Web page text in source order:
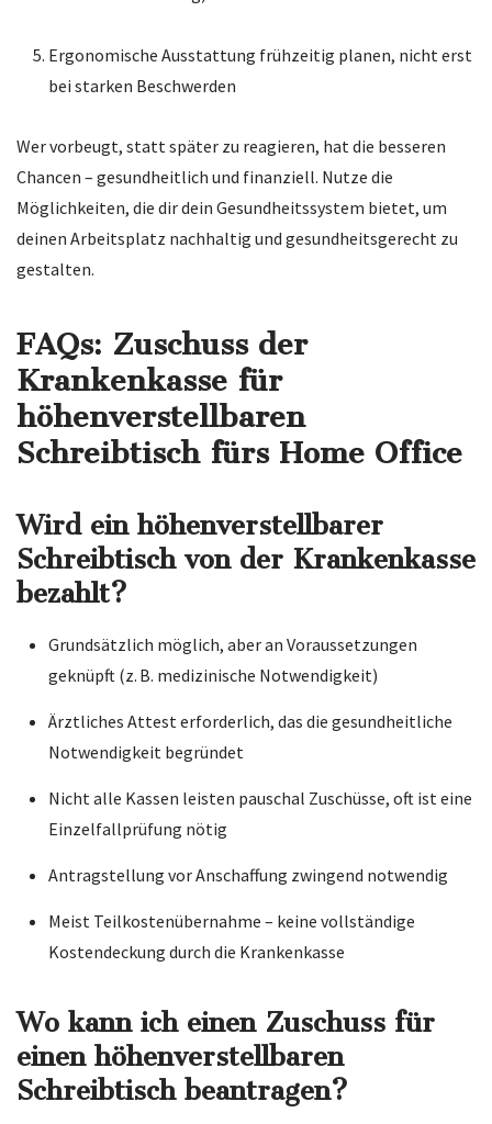
Ergonomische Ausstattung frühzeitig planen, nicht erst
bei starken Beschwerden
Wer vorbeugt, statt später zu reagieren, hat die besseren
Chancen – gesundheitlich und finanziell. Nutze die
Möglichkeiten, die dir dein Gesundheitssystem bietet, um
deinen Arbeitsplatz nachhaltig und gesundheitsgerecht zu
gestalten.
FAQs: Zuschuss der
Krankenkasse für
höhenverstellbaren
Schreibtisch fürs Home Office
Wird ein höhenverstellbarer
Schreibtisch von der Krankenkasse
bezahlt?
Grundsätzlich möglich, aber an Voraussetzungen
geknüpft (z. B. medizinische Notwendigkeit)
Ärztliches Attest erforderlich, das die gesundheitliche
Notwendigkeit begründet
Nicht alle Kassen leisten pauschal Zuschüsse, oft ist eine
Einzelfallprüfung nötig
Antragstellung vor Anschaffung zwingend notwendig
Meist Teilkostenübernahme – keine vollständige
Kostendeckung durch die Krankenkasse
Wo kann ich einen Zuschuss für
einen höhenverstellbaren
Schreibtisch beantragen?